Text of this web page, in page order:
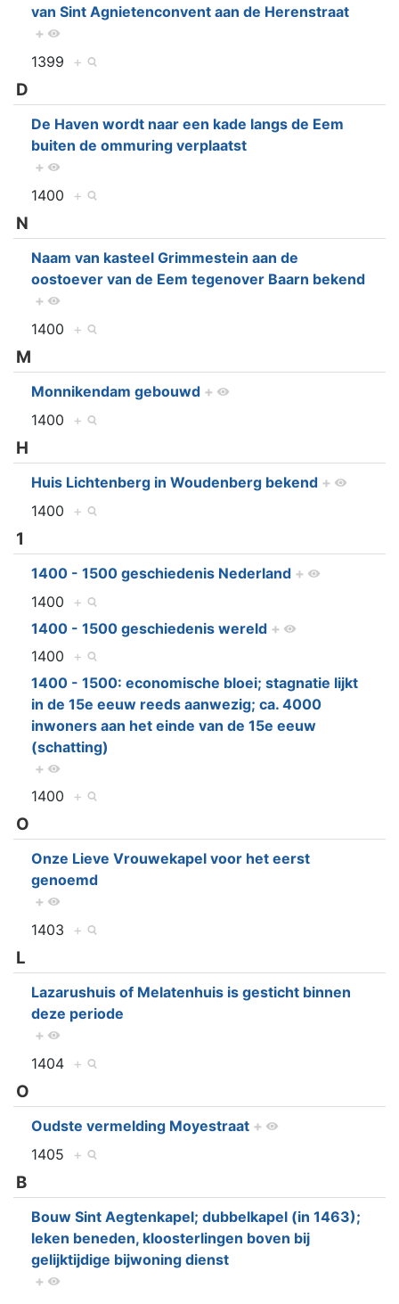
van Sint Agnietenconvent aan de Herenstraat
+
1399 +
D
De Haven wordt naar een kade langs de Eem
buiten de ommuring verplaatst
+
1400 +
N
Naam van kasteel Grimmestein aan de
oostoever van de Eem tegenover Baarn bekend
+
1400 +
M
Monnikendam gebouwd +
1400 +
H
Huis Lichtenberg in Woudenberg bekend +
1400 +
1
1400 - 1500 geschiedenis Nederland +
1400 +
1400 - 1500 geschiedenis wereld +
1400 +
1400 - 1500: economische bloei; stagnatie lijkt
in de 15e eeuw reeds aanwezig; ca. 4000
inwoners aan het einde van de 15e eeuw
(schatting)
+
1400 +
O
Onze Lieve Vrouwekapel voor het eerst
genoemd
+
1403 +
L
Lazarushuis of Melatenhuis is gesticht binnen
deze periode
+
1404 +
O
Oudste vermelding Moyestraat +
1405 +
B
Bouw Sint Aegtenkapel; dubbelkapel (in 1463);
leken beneden, kloosterlingen boven bij
gelijktijdige bijwoning dienst
+